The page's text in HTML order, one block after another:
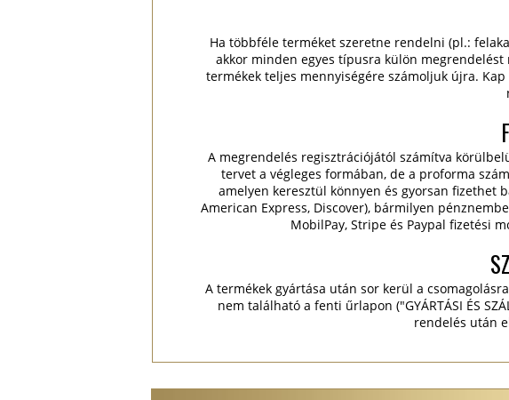
Ha többféle terméket szeretne rendelni (pl.:
akkor minden egyes típusra külön
termékek teljes mennyiségére számoljuk újra.
A megrendelés regisztrációjától számítva
tervet a végleges formában, de a proforma
amelyen keresztül könnyen és gyorsan fizethet
American Express, Discover), bármilyen
MobilPay, Stripe és Paypal fizetési
A termékek gyártása után sor kerül a
nem található a fenti űrlapon ("GYÁRTÁSI ÉS
rendelés után